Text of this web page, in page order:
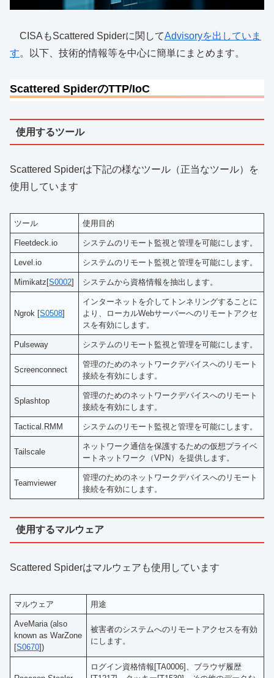
CISAもScattered Spiderに関してAdvisoryを出していま
す。以下、技術的情報等を中心に簡単にまとめます。
Scattered SpiderのTTP/IoC
使用するツール
Scattered Spiderは下記の様なツール（正当なツール）を
使用しています
ツール 使用目的
Fleetdeck.io システムのリモート監視と管理を可能にします。
Level.io システムのリモート監視と管理を可能にします。
Mimikatz[S0002] システムから資格情報を抽出します。
Ngrok [S0508]
インターネットを介してトンネリングすることに
より、ローカルWebサーバーへのリモートアクセ
スを有効にします。
Pulseway システムのリモート監視と管理を可能にします。
Screenconnect
管理のためのネットワークデバイスへのリモート
接続を有効にします。
Splashtop
管理のためのネットワークデバイスへのリモート
接続を有効にします。
Tactical.RMM システムのリモート監視と管理を可能にします。
Tailscale
ネットワーク通信を保護するための仮想プライベ
ートネットワーク（VPN）を提供します。
Teamviewer
管理のためのネットワークデバイスへのリモート
接続を有効にします。
使用するマルウェア
Scattered Spiderはマルウェアも使用しています
マルウェア 用途
AveMaria (also
known as WarZone
[S0670])
被害者のシステムへのリモートアクセスを有効
にします。
ログイン資格情報[TA0006]、ブラウザ履歴